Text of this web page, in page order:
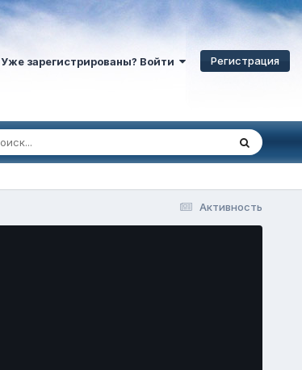
Уже зарегистрированы? Войти Регистрация
Активность